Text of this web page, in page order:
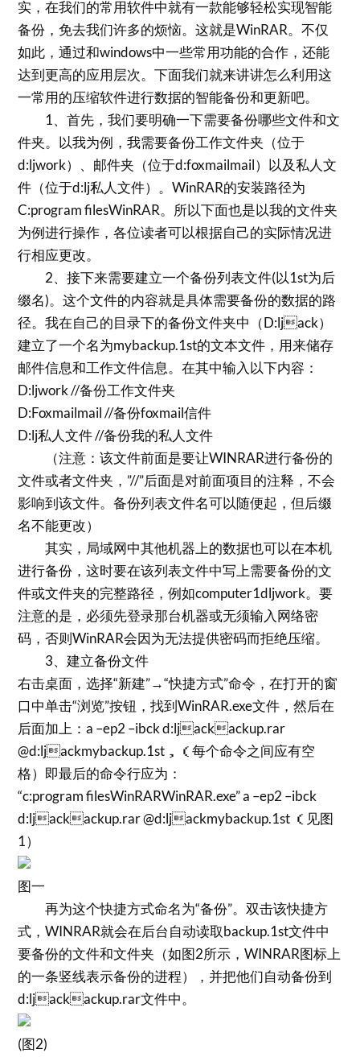
实，在我们的常用软件中就有一款能够轻松实现智能
备份，免去我们许多的烦恼。这就是WinRAR。不仅
如此，通过和windows中一些常用功能的合作，还能
达到更高的应用层次。下面我们就来讲讲怎么利用这
一常用的压缩软件进行数据的智能备份和更新吧。
1、首先，我们要明确一下需要备份哪些文件和文
件夹。以我为例，我需要备份工作文件夹（位于
d:ljwork）、邮件夹（位于d:foxmailmail）以及私人文
件（位于d:lj私人文件）。WinRAR的安装路径为
C:program filesWinRAR。所以下面也是以我的文件夹
为例进行操作，各位读者可以根据自己的实际情况进
行相应更改。
2、接下来需要建立一个备份列表文件(以1st为后
缀名)。这个文件的内容就是具体需要备份的数据的路
径。我在自己的目录下的备份文件夹中（D:ljack）
建立了一个名为mybackup.1st的文本文件，用来储存
邮件信息和工作文件信息。在其中输入以下内容：
D:ljwork //备份工作文件夹
D:Foxmailmail //备份foxmail信件
D:lj私人文件 //备份我的私人文件
（注意：该文件前面是要让WINRAR进行备份的
文件或者文件夹，”//”后面是对前面项目的注释，不会
影响到该文件。备份列表文件名可以随便起，但后缀
名不能更改）
其实，局域网中其他机器上的数据也可以在本机
进行备份，这时要在该列表文件中写上需要备份的文
件或文件夹的完整路径，例如computer1dljwork。要
注意的是，必须先登录那台机器或无须输入网络密
码，否则WinRAR会因为无法提供密码而拒绝压缩。
3、建立备份文件
右击桌面，选择“新建”→“快捷方式”命令，在打开的窗
口中单击“浏览”按钮，找到WinRAR.exe文件，然后在
后面加上：a –ep2 –ibck d:ljackackup.rar
@d:ljackmybackup.1st，（每个命令之间应有空
格）即最后的命令行应为：
“c:program filesWinRARWinRAR.exe” a –ep2 –ibck
d:ljackackup.rar @d:ljackmybackup.1st （见图
1）
图一
再为这个快捷方式命名为“备份”。双击该快捷方
式，WINRAR就会在后台自动读取backup.1st文件中
要备份的文件和文件夹（如图2所示，WINRAR图标上
的一条竖线表示备份的进程），并把他们自动备份到
d:ljackackup.rar文件中。
(图2)